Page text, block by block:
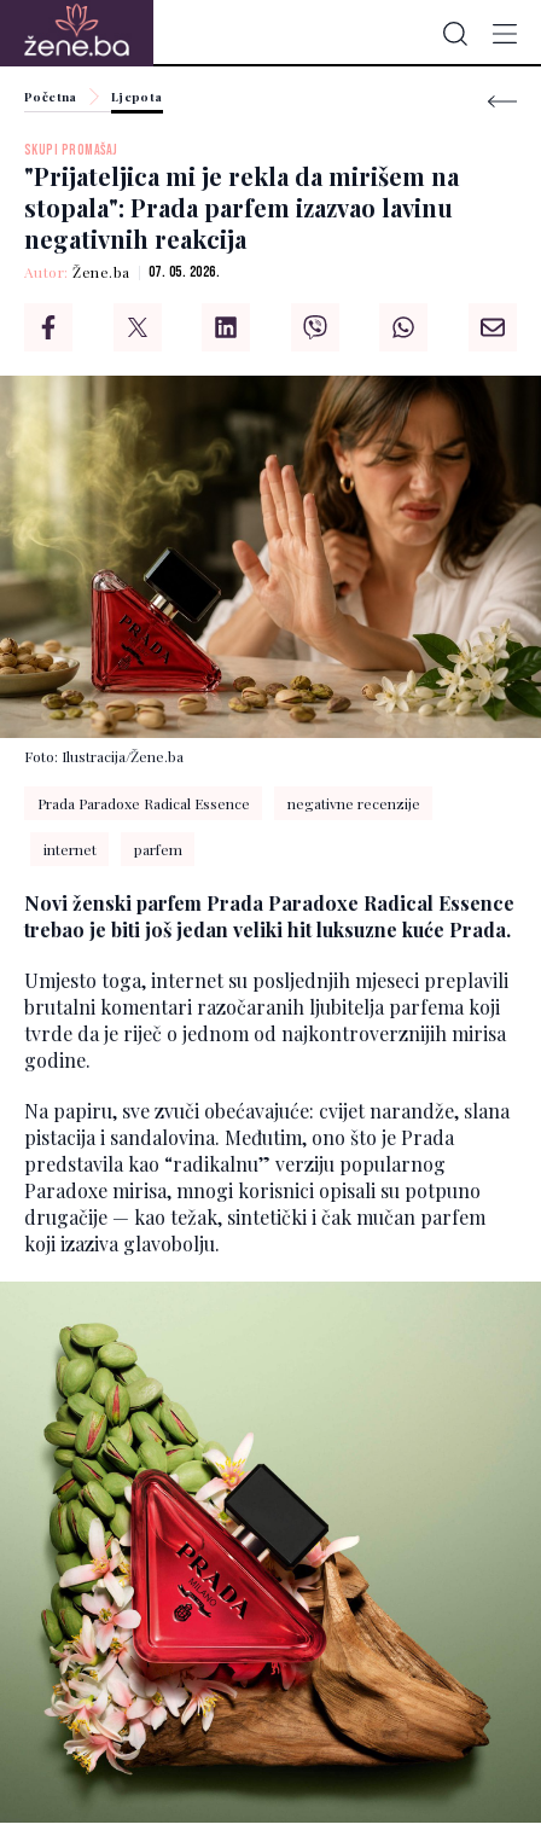
Početna Ljepota
SKUPI PROMAŠAJ
"Prijateljica mi je rekla da mirišem na
stopala": Prada parfem izazvao lavinu
negativnih reakcija
Autor:Žene.ba 07. 05. 2026.
Foto: Ilustracija/Žene.ba
Prada Paradoxe Radical Essence negativne recenzije
internet parfem
Novi ženski parfem Prada Paradoxe Radical Essence
trebao je biti još jedan veliki hit luksuzne kuće Prada.
Umjesto toga, internet su posljednjih mjeseci preplavili
brutalni komentari razočaranih ljubitelja parfema koji
tvrde da je riječ o jednom od najkontroverznijih mirisa
godine.
Na papiru, sve zvuči obećavajuće: cvijet narandže, slana
pistacija i sandalovina. Međutim, ono što je Prada
predstavila kao “radikalnu” verziju popularnog
Paradoxe mirisa, mnogi korisnici opisali su potpuno
drugačije — kao težak, sintetički i čak mučan parfem
koji izaziva glavobolju.